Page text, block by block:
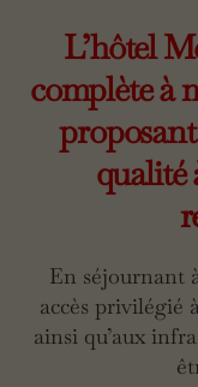
L’hôtel
complète à
qualité
En séjournant
accès privilégié
ainsi qu’aux